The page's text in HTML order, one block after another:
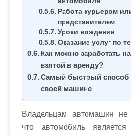
Работа курьером
представителем
Уроки вождения
Оказание услуг по
Как можно заработать
взятой в аренду?
Самый быстрый способ
своей машине
Владельцам автомашин не
что автомобиль